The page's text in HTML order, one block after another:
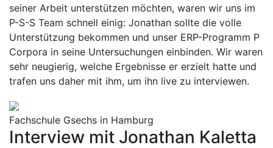
seiner Arbeit unterstützen möchten, waren wir uns im
P-S-S Team schnell einig: Jonathan sollte die volle
Unterstützung bekommen und unser ERP-Programm P
Corpora in seine Untersuchungen einbinden. Wir waren
sehr neugierig, welche Ergebnisse er erzielt hatte und
trafen uns daher mit ihm, um ihn live zu interviewen.
Fachschule Gsechs in Hamburg
Interview mit Jonathan Kaletta